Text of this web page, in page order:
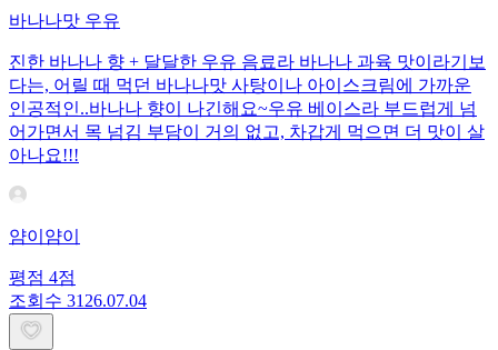
바나나맛 우유
진한 바나나 향 + 달달한 우유 음료라 바나나 과육 맛이라기보
다는, 어릴 때 먹던 바나나맛 사탕이나 아이스크림에 가까운
인공적인..바나나 향이 나긴해요~우유 베이스라 부드럽게 넘
어가면서 목 넘김 부담이 거의 없고, 차갑게 먹으면 더 맛이 살
아나요!!!
얌이얌이
평점 4점
조회수 31 26.07.04